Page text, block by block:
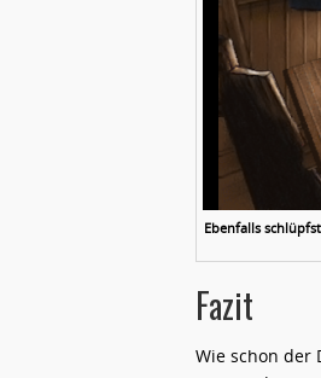
Ebenfalls
Fazit
Wie schon der